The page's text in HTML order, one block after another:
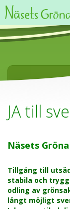
JA till
Näsets
Tillgång till
stabila och
odling av
långt möjligt